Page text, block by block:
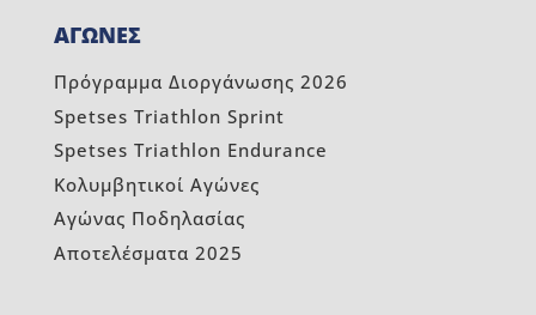
ΑΓΩΝΕΣ
Πρόγραμμα Διοργάνωσης 2026
Spetses Triathlon Sprint
Spetses Triathlon Endurance
Κολυμβητικοί Αγώνες
Αγώνας Ποδηλασίας
Αποτελέσματα 2025